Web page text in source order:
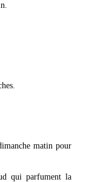
matin pour
qui parfument la